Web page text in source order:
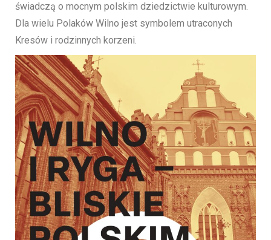
świadczą o mocnym polskim dziedzictwie kulturowym.
Dla wielu Polaków Wilno jest symbolem utraconych
Kresów i rodzinnych korzeni.